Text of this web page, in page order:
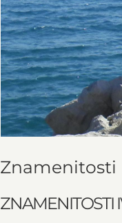
Znamenitosti
ZNAMENITOSTI